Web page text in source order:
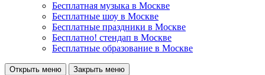
Бесплатная музыка в Москве
Бесплатные шоу в Москве
Бесплатные праздники в Москве
Бесплатно! стендап в Москве
Бесплатные образование в Москве
Открыть меню Закрыть меню